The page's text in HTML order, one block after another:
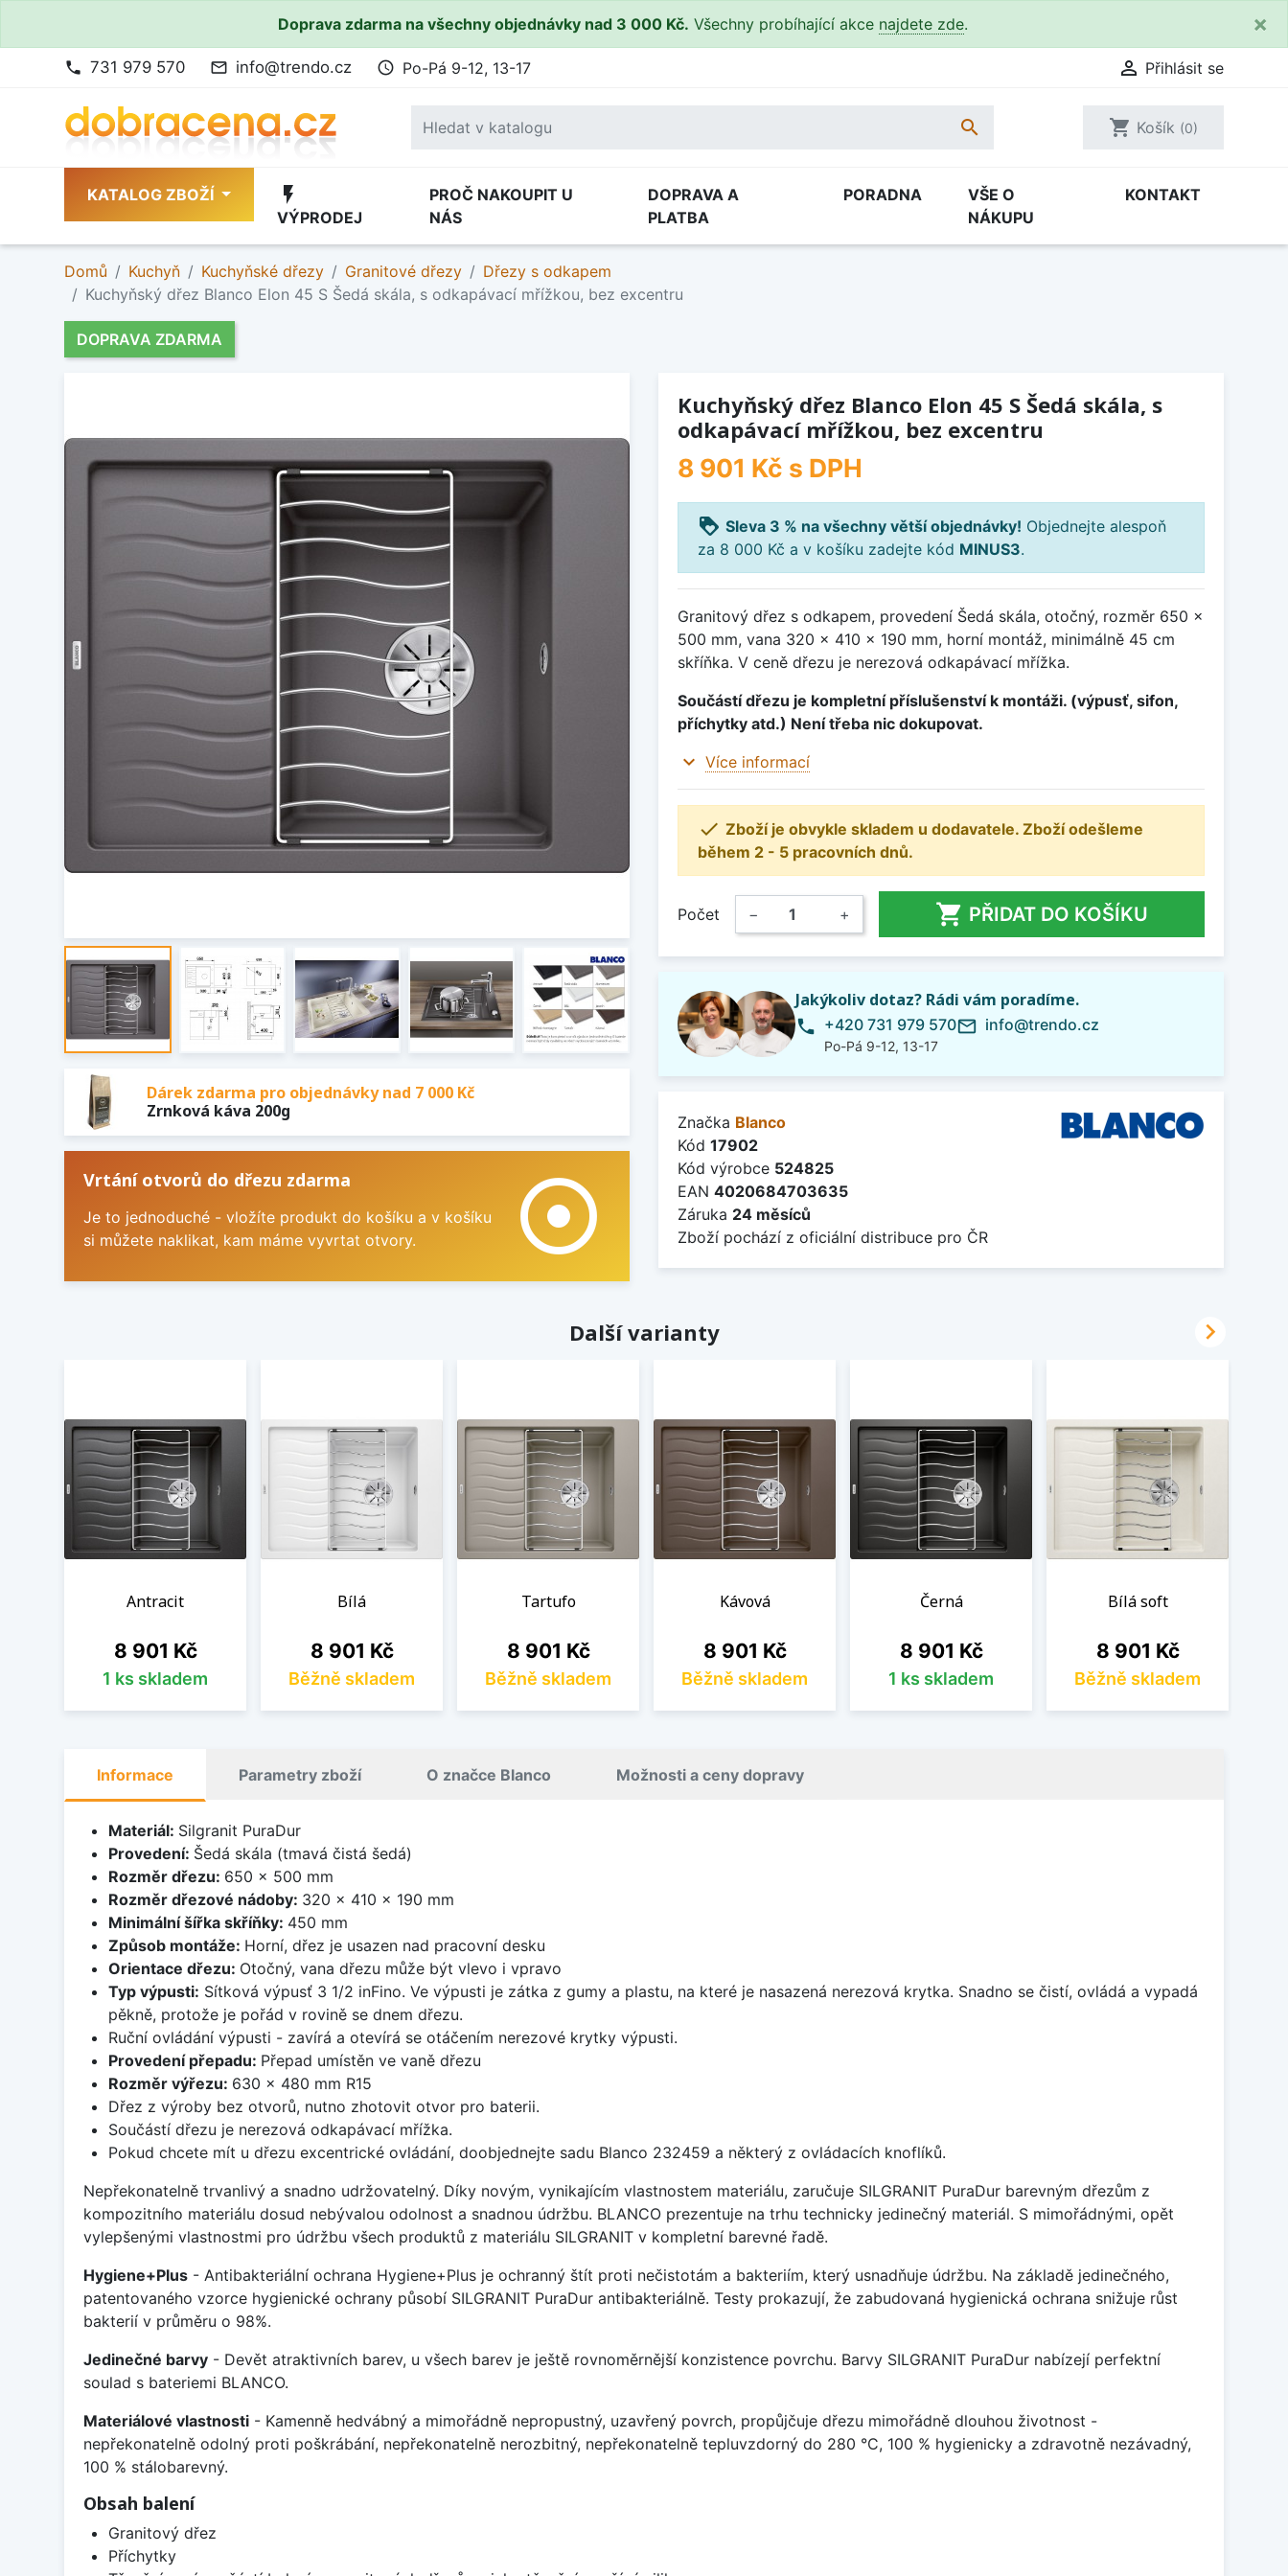
Doprava zdarma na všechny objednávky nad 3 000 Kč. Všechny probíhající akce najdete zde. ×
phone 731 979 570 mail_outline info@trendo.cz access_time Po-Pá 9-12, 13-17  Přihlásit se
 shopping_cart Košík (0)
KATALOG ZBOŽÍ flash_on
VÝPRODEJ
PROČ NAKOUPIT U
NÁS
DOPRAVA A
PLATBA
PORADNA
VŠE O
NÁKUPU
KONTAKT
Domů Kuchyň Kuchyňské dřezy Granitové dřezy
Dřezy s odkapem
Kuchyňský dřez Blanco Elon 45 S Šedá skála, s odkapávací mřížkou, bez excentru
DOPRAVA ZDARMA
Dárek zdarma pro objednávky nad 7 000 Kč
Zrnková káva 200g
Vrtání otvorů do dřezu zdarma
Je to jednoduché - vložíte produkt do košíku a v košíku
si můžete naklikat, kam máme vyvrtat otvory.
adjust
Kuchyňský dřez Blanco Elon 45 S Šedá skála, s
odkapávací mřížkou, bez excentru
8 901 Kč s DPH
loyalty Sleva 3 % na všechny větší objednávky! Objednejte alespoň
za 8 000 Kč a v košíku zadejte kód MINUS3.
Granitový dřez s odkapem, provedení Šedá skála, otočný, rozměr 650 x
500 mm, vana 320 x 410 x 190 mm, horní montáž, minimálně 45 cm
skříňka. V ceně dřezu je nerezová odkapávací mřížka.
Součástí dřezu je kompletní příslušenství k montáži. (výpusť, sifon,
příchytky atd.) Není třeba nic dokupovat.
expand_more Více informací
 Zboží je obvykle skladem u dodavatele. Zboží odešleme
během 2 - 5 pracovních dnů.
Počet − +  PŘIDAT DO KOŠÍKU
Jakýkoliv dotaz? Rádi vám poradíme.
phone +420 731 979 570
Po-Pá 9-12, 13-17
mail_outline info@trendo.cz
Značka Blanco
Kód 17902
Kód výrobce 524825
EAN 4020684703635
Záruka 24 měsíců
Zboží pochází z oficiální distribuce pro ČR
Další varianty
Antracit
Cena
8 901 Kč
1 ks skladem
Bílá
Cena
8 901 Kč
Běžně skladem
Tartufo
Cena
8 901 Kč
Běžně skladem
Kávová
Cena
8 901 Kč
Běžně skladem
Černá
Cena
8 901 Kč
1 ks skladem
Bílá soft
Cena
8 901 Kč
Běžně skladem

Informace Parametry zboží O značce Blanco Možnosti a ceny dopravy
Materiál: Silgranit PuraDur
Provedení: Šedá skála (tmavá čistá šedá)
Rozměr dřezu: 650 x 500 mm
Rozměr dřezové nádoby: 320 x 410 x 190 mm
Minimální šířka skříňky: 450 mm
Způsob montáže: Horní, dřez je usazen nad pracovní desku
Orientace dřezu: Otočný, vana dřezu může být vlevo i vpravo
Typ výpusti: Sítková výpusť 3 1/2 inFino. Ve výpusti je zátka z gumy a plastu, na které je nasazená nerezová krytka. Snadno se čistí, ovládá a vypadá
pěkně, protože je pořád v rovině se dnem dřezu.
Ruční ovládání výpusti - zavírá a otevírá se otáčením nerezové krytky výpusti.
Provedení přepadu: Přepad umístěn ve vaně dřezu
Rozměr výřezu: 630 x 480 mm R15
Dřez z výroby bez otvorů, nutno zhotovit otvor pro baterii.
Součástí dřezu je nerezová odkapávací mřížka.
Pokud chcete mít u dřezu excentrické ovládání, doobjednejte sadu Blanco 232459 a některý z ovládacích knoflíků.
Nepřekonatelně trvanlivý a snadno udržovatelný. Díky novým, vynikajícím vlastnostem materiálu, zaručuje SILGRANIT PuraDur barevným dřezům z
kompozitního materiálu dosud nebývalou odolnost a snadnou údržbu. BLANCO prezentuje na trhu technicky jedinečný materiál. S mimořádnými, opět
vylepšenými vlastnostmi pro údržbu všech produktů z materiálu SILGRANIT v kompletní barevné řadě.
Hygiene+Plus - Antibakteriální ochrana Hygiene+Plus je ochranný štít proti nečistotám a bakteriím, který usnadňuje údržbu. Na základě jedinečného,
patentovaného vzorce hygienické ochrany působí SILGRANIT PuraDur antibakteriálně. Testy prokazují, že zabudovaná hygienická ochrana snižuje růst
bakterií v průměru o 98%.
Jedinečné barvy - Devět atraktivních barev, u všech barev je ještě rovnoměrnější konzistence povrchu. Barvy SILGRANIT PuraDur nabízejí perfektní
soulad s bateriemi BLANCO.
Materiálové vlastnosti - Kamenně hedvábný a mimořádně nepropustný, uzavřený povrch, propůjčuje dřezu mimořádně dlouhou životnost -
nepřekonatelně odolný proti poškrábání, nepřekonatelně nerozbitný, nepřekonatelně tepluvzdorný do 280 °C, 100 % hygienicky a zdravotně nezávadný,
100 % stálobarevný.
Obsah balení
Granitový dřez
Příchytky